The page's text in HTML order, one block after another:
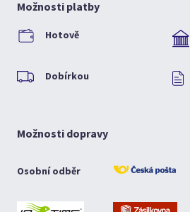
Možnosti platby
Hotově
Dobírkou
Možnosti dopravy
Osobní odběr